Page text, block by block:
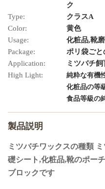
ク
Type:
クラスA
Color:
黄色
Usage:
化粧品,靴
Package:
ポリ袋ごと
Application:
ミツバチ飼
High Light:
純粋な有機
化粧品の等
食品等級の
製品説明
ミツバチワックスの種類
礎シート,化粧品,靴のポー
ブロックです